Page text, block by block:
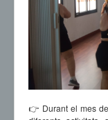
👉 Durant el mes